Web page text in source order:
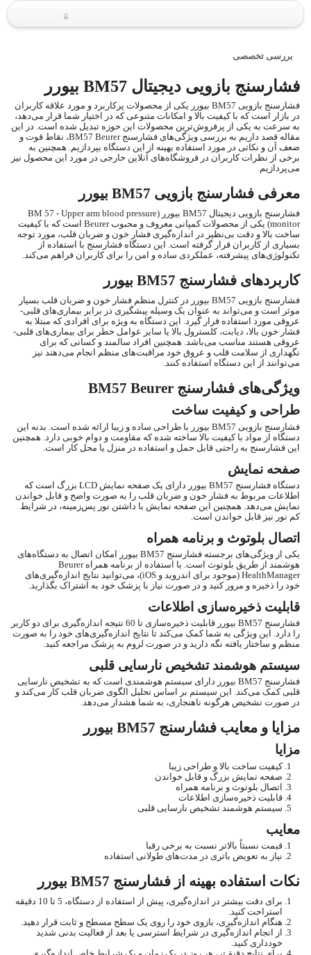
0
بررسی تخصصی
فشارسنج بازویی دیجیتال BM57 بیورر
فشارسنج بازویی BM57 بیورر یکی از محصولات پرکاربرد و مورد علاقه کاربران
در بازار است که با کیفیت بالا و امکانات متنوعی که در اختیار شما قرار می‌دهد،
به سرعت به یکی از پرفروش‌ترین محصولات این حوزه تبدیل شده است. در این
مقاله قصد داریم به بررسی ویژگی‌های فشارسنج BM57 Beurer، نقاط قوت و
ضعف آن و نکاتی در مورد استفاده بهینه از این دستگاه بپردازیم. همچنین به
برخی از نظرات کاربران در فروشگاه‌های آنلاین خارجی در مورد این محصول نیز
می‌پردازیم.
معرفی فشارسنج بازویی BM57 بیورر
فشارسنج بازویی دیجیتال BM57 بیورر (BM 57 - Upper arm blood pressure
monitor) یکی از محصولات کمپانی معروف و محبوب Beurer است که با کیفیت
ساخت بالا و دقت بی‌نظیر در اندازه‌گیری فشار خون و ضربان قلب، مورد توجه
بسیاری از کاربران قرار گرفته است. این دستگاه فشارسنج با استفاده از
تکنولوژی‌های پیشرفته، عملکردی ساده و امن را برای کاربران فراهم می‌کند.
کاربردهای فشارسنج BM57 بیورر
فشارسنج بازویی BM57 بیورر در کنترل منظم فشار خون و ضربان قلب بسیار
موثر است و می‌تواند به عنوان یک وسیله پیشگیری در برابر بیماری‌های قلبی-
عروقی مورد استفاده قرار گیرد. این دستگاه به ویژه برای افرادی که مبتلا به
فشار خون بالا، دیابت، کلسترول بالا یا سایر عوامل خطر برای بیماری‌های قلبی-
عروقی هستند مناسب می‌باشد. همچنین افراد سالمند و کسانی که برای
نگهداری از سلامت قلب و عروق خود مراقبت‌های منظم انجام می‌دهند نیز
می‌توانند از این دستگاه استفاده کنند.
ویژگی‌های فشارسنج BM57 Beurer
طراحی و کیفیت ساخت
فشارسنج بازویی BM57 بیورر با طراحی ساده و زیبا ارائه شده است. بدنه این
دستگاه از مواد با کیفیت بالا ساخته شده که مقاومت و دوام خوبی دارد. همچنین
این فشارسنج به راحتی قابل حمل و استفاده در منزل یا محل کار است.
صفحه نمایش
دستگاه فشارسنج BM57 بیورر دارای یک صفحه نمایش LCD بزرگ است که
اطلاعات مربوط به فشار خون و ضربان قلب را به صورت واضح و قابل خواندن
نمایش می‌دهد. همچنین این صفحه نمایش با داشتن نور پس‌زمینه، در شرایط
کم نور نیز قابل خواندن است.
اتصال بلوتوث و برنامه همراه
یکی از ویژگی‌های برجسته فشارسنج BM57 بیورر امکان اتصال به دستگاه‌های
هوشمند از طریق بلوتوث است. با استفاده از برنامه همراه Beurer
HealthManager (موجود برای اندروید و iOS)، می‌توانید نتایج اندازه‌گیری‌های
خود را ذخیره و مرور کنید و در صورت نیاز با پزشک خود به اشتراک بگذارید.
قابلیت ذخیره‌سازی اطلاعات
فشارسنج BM57 بیورر قابلیت ذخیره‌سازی تا 60 نتیجه اندازه‌گیری برای دو کاربر
را دارد. این ویژگی به شما کمک می‌کند تا نتایج اندازه‌گیری‌های خود را به صورت
منظم و ساختار یافته نگه دارید و در صورت لزوم به پزشک مراجعه کنید.
سیستم هوشمند تشخیص نارسایی قلبی
فشارسنج BM57 بیورر دارای سیستم هوشمندی است که به تشخیص نارسایی
قلبی کمک می‌کند. این سیستم بر اساس تحلیل الگوی ضربان قلب کار می‌کند و
در صورت تشخیص هرگونه ناهنجاری، به شما هشدار می‌دهد.
مزایا و معایب فشارسنج BM57 بیورر
مزایا
کیفیت ساخت بالا و طراحی زیبا
صفحه نمایش بزرگ و قابل خواندن
اتصال بلوتوث و برنامه همراه
قابلیت ذخیره‌سازی اطلاعات
سیستم هوشمند تشخیص نارسایی قلبی
معایب
قیمت نسبتاً بالاتر نسبت به برخی رقبا
نیاز به تعویض باتری در مدت‌های طولانی استفاده
نکات استفاده بهینه از فشارسنج BM57 بیورر
برای دقت بیشتر در اندازه‌گیری، پیش از استفاده از دستگاه، 5 تا 10 دقیقه
استراحت کنید.
هنگام اندازه‌گیری، بازوی خود را روی یک سطح مسطح و ثابت قرار دهید.
از انجام اندازه‌گیری در شرایط استرسی یا بعد از فعالیت بدنی شدید
خودداری کنید.